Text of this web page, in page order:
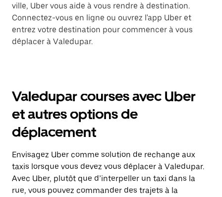
ville, Uber vous aide à vous rendre à destination.
Connectez-vous en ligne ou ouvrez l'app Uber et
entrez votre destination pour commencer à vous
déplacer à Valedupar.
Valedupar courses avec Uber
et autres options de
déplacement
Envisagez Uber comme solution de rechange aux
taxis lorsque vous devez vous déplacer à Valedupar.
Avec Uber, plutôt que d’interpeller un taxi dans la
rue, vous pouvez commander des trajets à la